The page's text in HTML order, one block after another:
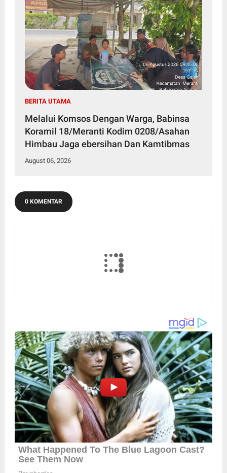
BERITA UTAMA
Melalui Komsos Dengan Warga, Babinsa
Koramil 18/Meranti Kodim 0208/Asahan
Himbau Jaga ebersihan Dan Kamtibmas
August 06, 2026
0 KOMENTAR